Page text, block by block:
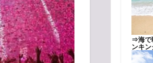
⇒海で
ンキ